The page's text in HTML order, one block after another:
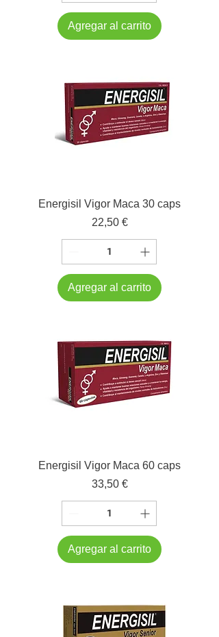
Agregar al carrito
Energisil Vigor Maca 30 caps
Precio
22,50 €
Agregar al carrito
Energisil Vigor Maca 60 caps
Precio
33,50 €
Agregar al carrito